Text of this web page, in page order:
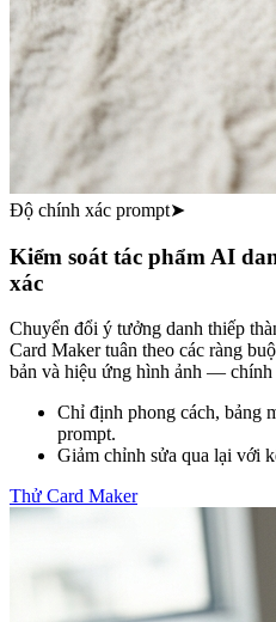
Độ chính xác prompt➤
Kiểm soát tác phẩm AI
xác
Chuyển đổi ý tưởng danh thiếp
Card Maker tuân theo các ràng
bản và hiệu ứng hình ảnh —
Chỉ định phong cách, bảng
prompt.
Giảm chỉnh sửa qua lại với
Thử Card Maker